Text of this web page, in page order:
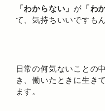
「わからない」 が 「わ
て、気持ちいいですもん
日常の何気ないことの
き、働いたときに生き
ます。